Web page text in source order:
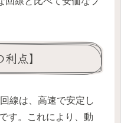
点】
線は、高速で安定し
す。これにより、動